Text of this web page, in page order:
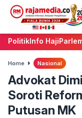
PolitikInfo Haji
Home Nasional
Advokat
Soroti
Putusan MK